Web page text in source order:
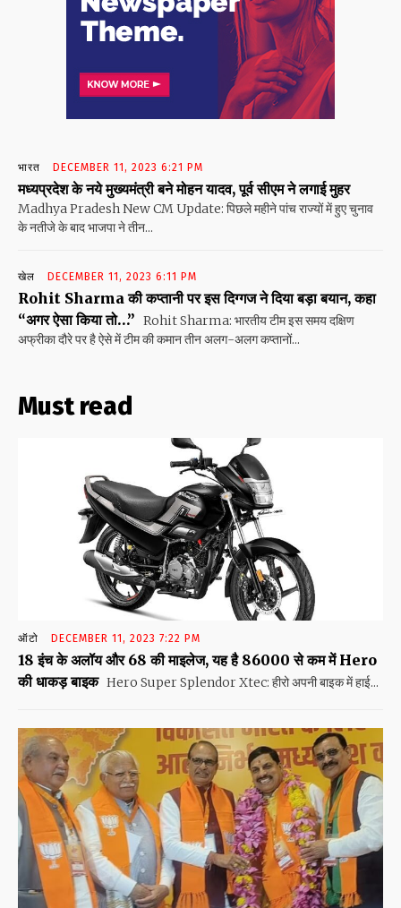
भारत DECEMBER 11, 2023 6:21 PM
मध्यप्रदेश के नये मुख्यमंत्री बने मोहन यादव, पूर्व सीएम ने लगाई मुहर
Madhya Pradesh New CM Update: पिछले महीने पांच राज्यों में हुए चुनाव
के नतीजे के बाद भाजपा ने तीन...
खेल DECEMBER 11, 2023 6:11 PM
Rohit Sharma की कप्तानी पर इस दिग्गज ने दिया बड़ा बयान, कहा
“अगर ऐसा किया तो…” Rohit Sharma: भारतीय टीम इस समय दक्षिण
अफ्रीका दौरे पर है ऐसे में टीम की कमान तीन अलग-अलग कप्तानों...
Must read
ऑटो DECEMBER 11, 2023 7:22 PM
18 इंच के अलॉय और 68 की माइलेज, यह है 86000 से कम में Hero
की धाकड़ बाइक Hero Super Splendor Xtec: हीरो अपनी बाइक में हाई...